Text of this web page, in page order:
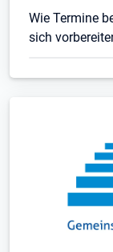
Wie Termine
sich